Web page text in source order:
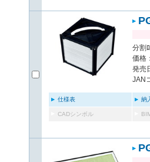
分割
価格
発売
JAN
仕様表 納
CADシンボル